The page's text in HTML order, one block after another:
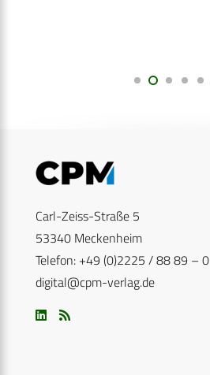
Carl-Zeiss-Straße 5
53340 Meckenheim
Telefon: +49 (0)2225 / 88 89 – 0
digital@cpm-verlag.de